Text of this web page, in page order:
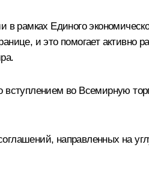
в рамках Единого
и это помогает активно
во Всемирную
направленных на